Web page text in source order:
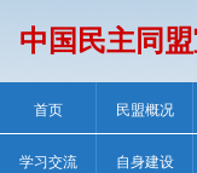
中国民主同
首页 民盟概况
学习交流 自身建设